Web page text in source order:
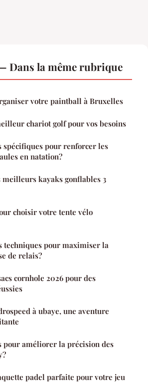
Dans la même rubrique
votre paintball à Bruxelles
chariot golf pour vos besoins
spécifiques pour renforcer les
en natation?
meilleurs kayaks gonflables 3
choisir votre tente vélo
techniques pour maximiser la
de relais?
cornhole 2026 pour des
à ubaye, une aventure
pour améliorer la précision des
padel parfaite pour votre jeu